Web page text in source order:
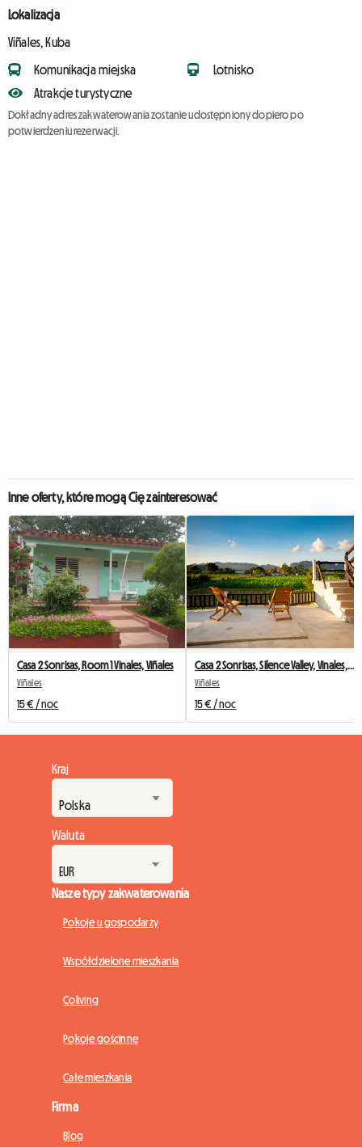
Lokalizacja
Viñales, Kuba
Komunikacja miejska
Atrakcje turystyczne
Lotnisko
Dokładny adres zakwaterowania zostanie udostępniony dopiero po
potwierdzeniu rezerwacji.
Inne oferty, które mogą Cię zainteresować
Casa 2 Sonrisas, Room 1 Vinales, Viñales
Viñales
15 € / noc
Viñales
15 € / noc
Kraj
Waluta
Nasze typy zakwaterowania
Pokoje u gospodarzy
Współdzielone mieszkania
Coliving
Pokoje gościnne
Całe mieszkania
Firma
Blog